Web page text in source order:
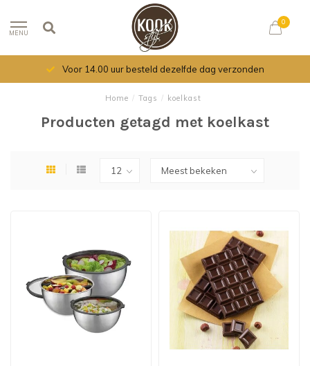
MENU
0
Voor 14.00 uur besteld dezelfde dag verzonden
Home / Tags / koelkast
Producten getagd met koelkast